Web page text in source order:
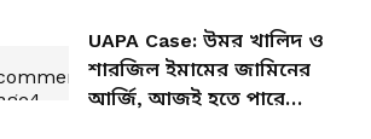
ছাত্রনেতাকে
UAPA Case: উমর খালিদ ও
শারজিল ইমামের জামিনের
আর্জি, আজই হতে পারে